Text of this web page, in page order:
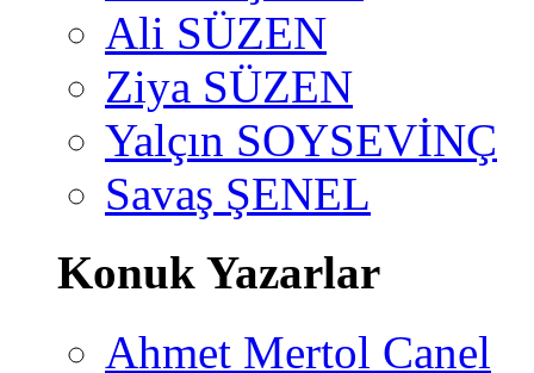
Ali SÜZEN
Ziya SÜZEN
Yalçın SOYSEVİNÇ
Savaş ŞENEL
Konuk Yazarlar
Ahmet Mertol Canel